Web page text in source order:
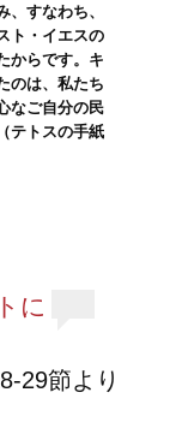
すなわち、
ト・イエスの
からです。キ
のは、私たち
なご自分の民
テトスの手紙
に
29節より